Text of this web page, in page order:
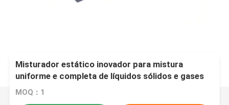
Misturador estático inovador para mistura
uniforme e completa de líquidos sólidos e gases
MOQ：1